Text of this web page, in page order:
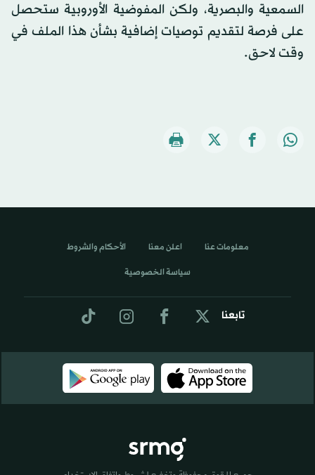
السمعية والبصرية، ولكن المفوضية الأوروبية ستحصل
على فرصة لتقديم توصيات إضافية بشأن هذا الملف في
وقت لاحق.
تابعنا
معلومات عنا اعلن معنا الأحكام والشروط
سياسة الخصوصية